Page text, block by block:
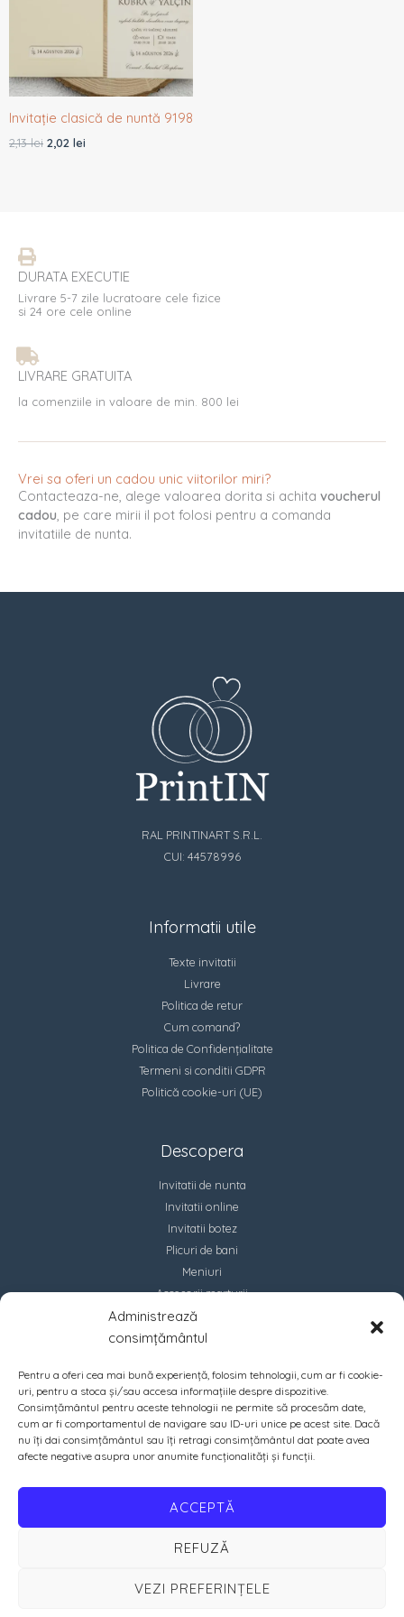
Administrează
consimțământul
Pentru a oferi cea mai bună experiență, folosim tehnologii, cum ar fi cookie-
uri, pentru a stoca și/sau accesa informațiile despre dispozitive.
Consimțământul pentru aceste tehnologii ne permite să procesăm date,
cum ar fi comportamentul de navigare sau ID-uri unice pe acest site. Dacă
nu îți dai consimțământul sau îți retragi consimțământul dat poate avea
afecte negative asupra unor anumite funcționalități și funcții.
ACCEPTĂ
REFUZĂ
VEZI PREFERINȚELE
Invitație clasică de nuntă 9198
2,13lei 2,02 lei
DURATA EXECUTIE
Livrare 5-7 zile lucratoare cele fizice
si 24 ore cele online
LIVRARE GRATUITA
la comenziile in valoare de min. 800 lei
Vrei sa oferi un cadou unic viitorilor miri?
Contacteaza-ne, alege valoarea dorita si achita voucherul
cadou , pe care mirii il pot folosi pentru a comanda
invitatiile de nunta.
RAL PRINTINART S.R.L.
CUI: 44578996
Informatii utile
Texte invitatii
Livrare
Politica de retur
Cum comand?
Politica de Confidențialitate
Termeni si conditii GDPR
Politică cookie-uri (UE)
Descopera
Invitatii de nunta
Invitatii online
Invitatii botez
Plicuri de bani
Meniuri
Accesorii marturii
Contact